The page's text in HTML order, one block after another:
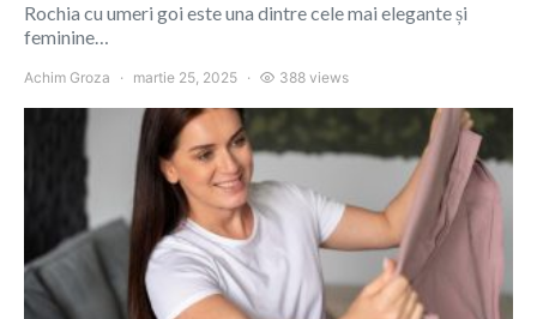
Rochia cu umeri goi este una dintre cele mai elegante și
feminine…
Achim Groza martie 25, 2025 388 views